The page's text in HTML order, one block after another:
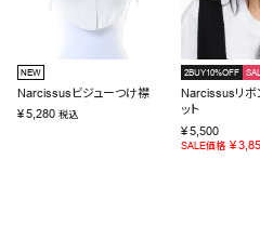
NEW
Narcissusビジューつけ襟
¥5,280 税込
2BUY10%OFF
Narcissusリボ
ット
¥5,500
SALE価格 ¥